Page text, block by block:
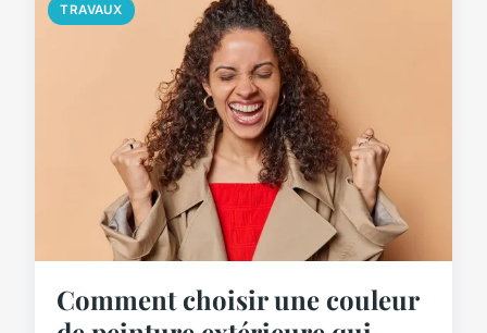
TRAVAUX
Comment choisir une couleur